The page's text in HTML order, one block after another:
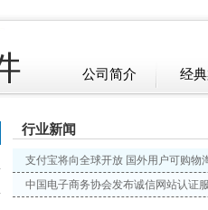
公司简介 经
行业新闻
支付宝将向全球开放 国外用户可购物
中国电子商务协会发布诚信网站认证